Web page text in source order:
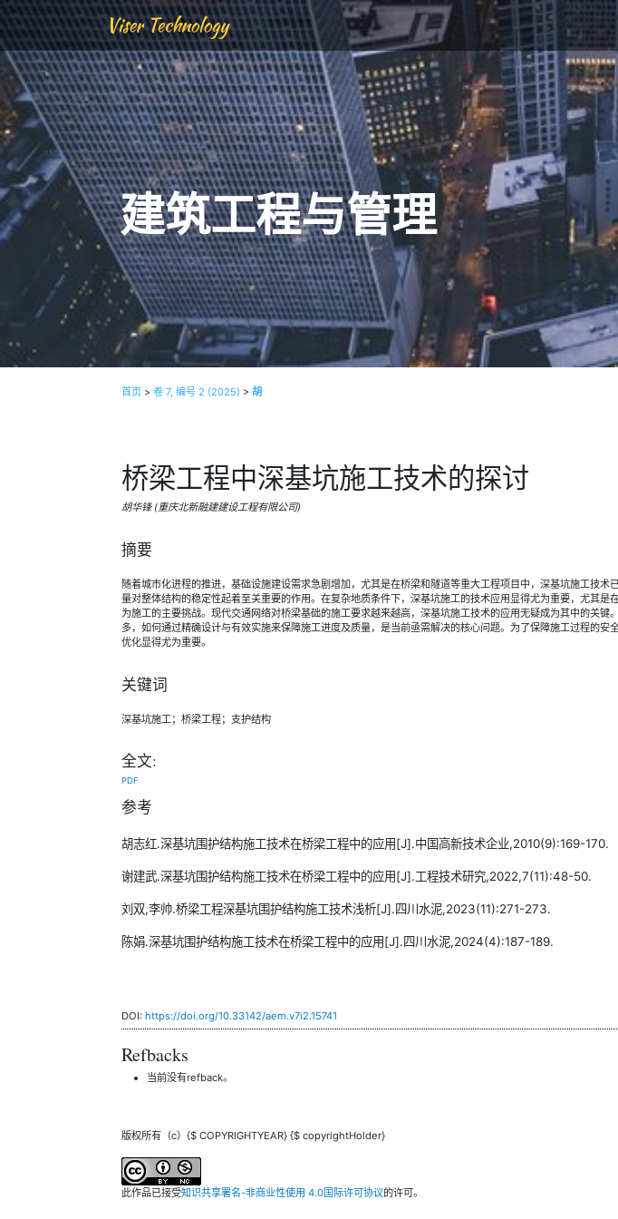
Viser Technology
建筑工程与管理
首页 >卷 7, 编号 2 (2025) >胡
桥梁工程中深基坑施工技术的探讨
胡华锋 (重庆北新融建建设工程有限公司)
摘要
随着城市化进程的推进，基础设施建设需求急剧增加，尤其是在桥梁和隧道等重大工程项目中，深基坑施工技
量对整体结构的稳定性起着至关重要的作用。在复杂地质条件下，深基坑施工的技术应用显得尤为重要，尤其
为施工的主要挑战。现代交通网络对桥梁基础的施工要求越来越高，深基坑施工技术的应用无疑成为其中的关
多，如何通过精确设计与有效实施来保障施工进度及质量，是当前亟需解决的核心问题。为了保障施工过程的
优化显得尤为重要。
关键词
深基坑施工；桥梁工程；支护结构
全文:
PDF
参考
胡志红.深基坑围护结构施工技术在桥梁工程中的应用[J].中国高新技术企业,2010(9):169-170.
谢建武.深基坑围护结构施工技术在桥梁工程中的应用[J].工程技术研究,2022,7(11):48-50.
刘双,李帅.桥梁工程深基坑围护结构施工技术浅析[J].四川水泥,2023(11):271-273.
陈娟.深基坑围护结构施工技术在桥梁工程中的应用[J].四川水泥,2024(4):187-189.
DOI:https://doi.org/10.33142/aem.v7i2.15741
Refbacks
当前没有refback。
版权所有（c）{$ COPYRIGHTYEAR} {$ copyrightHolder}
此作品已接受知识共享署名-非商业性使用 4.0国际许可协议的许可。